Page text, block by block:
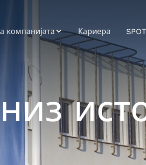
компанијата
социјални и
управувачки
аспекти (ESG)
Профил на
компанијата
cargo-partner низ
Кариера